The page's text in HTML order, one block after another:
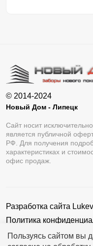
Пользуясь сайтом вы
© 2014-2024
Новый Дом - Липецк
Сайт носит
является публичной
РФ. Для получения
характеристиках и
офис продаж.
Разработка сайта
Политика
Пользовательское